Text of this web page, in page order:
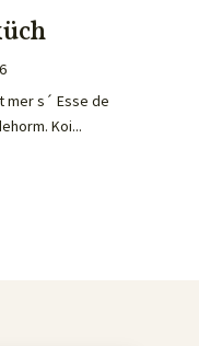
mer s´ Esse de
Koi...